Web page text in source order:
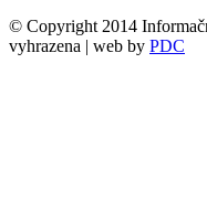
© Copyright 2014
vyhrazena | web by PDC